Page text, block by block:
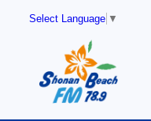
Select Language ▼